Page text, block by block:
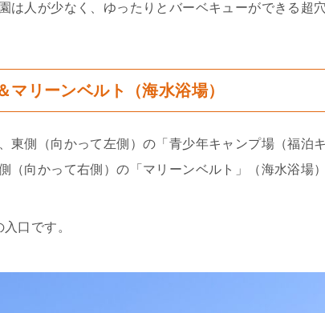
は人が少なく、ゆったりとバーベキューができる超
マリーンベルト（海水浴場）
東側（向かって左側）の「青少年キャンプ場（福泊
（向かって右側）の「マリーンベルト」（海水浴場
口です。